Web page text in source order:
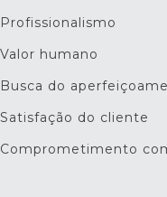
Profissionalismo
Valor humano
Busca do
Satisfação do cliente
Comprometimento